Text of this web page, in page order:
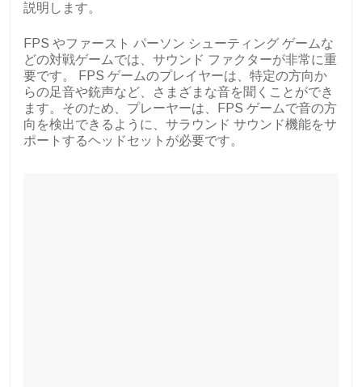
説明します。
FPS やファースト パーソン シューティング ゲームな
どの対戦ゲームでは、サウンド ファクターが非常に重
要です。 FPS ゲームのプレイヤーは、特定の方向か
らの足音や銃声など、さまざまな音を聞くことができ
ます。そのため、プレーヤーは、FPS ゲームで音の方
向を検出できるように、サラウンド サウンド機能をサ
ポートするヘッドセットが必要です。